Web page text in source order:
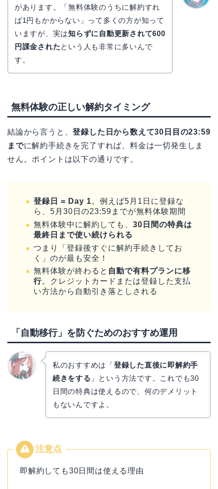
があります。「無料体験のうちに解約すれ
ば1円もかからない」って多くの方が知って
いますが、実は知らずに自動更新されて600
円課金されたという人も非常に多いんで
す。
無料体験の正しい解約タイミング
結論から言うと、登録した日から数えて30日目の23:59
までに解約手続きを完了すれば、料金は一切発生しま
せん。ポイントは以下の通りです。
登録日 = Day 1。例えば5月1日に登録な
ら、5月30日の23:59までが無料体験期間
無料体験中に解約しても、 30日間の特典は
最終日まで使い続けられる
つまり「登録後すぐに解約手続きしてお
く」のが最も安全！
無料体験が終わると 自動で有料プランに移
行。クレジットカードまたは登録した支払
い方法から自動引き落としされる
「自動移行」を防ぐためのおすすめ運用
私のおすすめは「登録した直後に即解約手
続きをする 」という方法です。これでも30
日間の特典は使えるので、何のデメリット
もないんですよ。
即解約しても30日間は使える理由